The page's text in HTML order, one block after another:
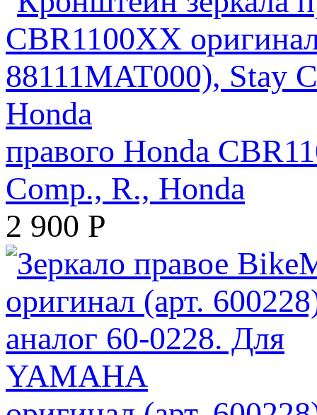
правого Honda
Comp., R., Honda
2 900 Р